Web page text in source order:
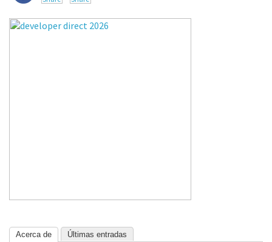
Acerca de Últimas entradas